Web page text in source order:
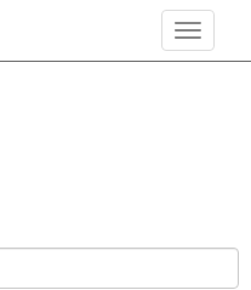
Toggle